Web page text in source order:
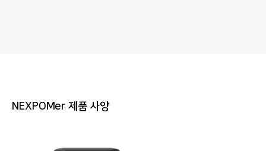
NEXPOMer 제품 사양